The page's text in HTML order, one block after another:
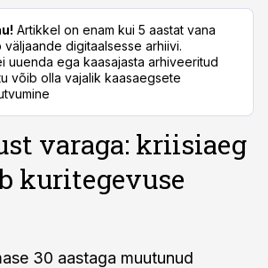
Artikkel on enam kui 5 aastat vana
väljaande digitaalsesse arhiivi.
uuenda ega kaasajasta arhiveeritud
võib olla vajalik kaasaegsete
varaga: kriisiaeg
kuritegevuse
30 aastaga muutunud